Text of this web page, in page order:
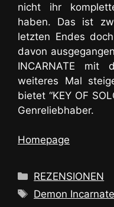
nicht ihr
haben. Das ist
letzten Endes
davon
INCARNATE mit
weiteres Mal
bietet “KEY OF
Genreliebhaber.
Homepage
Kategorien
REZENSIONEN
Schlagwörter
Demon Incarnate